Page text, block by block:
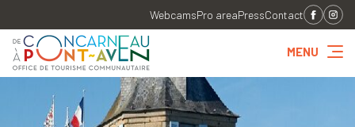
WebcamsPro areaPressContact
MENU